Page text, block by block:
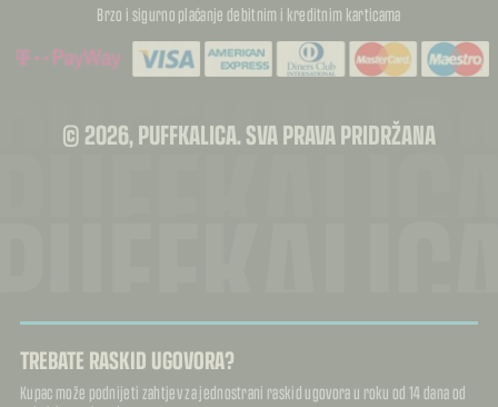
Brzo i sigurno plaćanje debitnim i kreditnim karticama
© 2026, PUFFKALICA. SVA PRAVA PRIDRŽANA
TREBATE RASKID UGOVORA?
Kupac može podnijeti zahtjev za jednostrani raskid ugovora u roku od 14 dana od